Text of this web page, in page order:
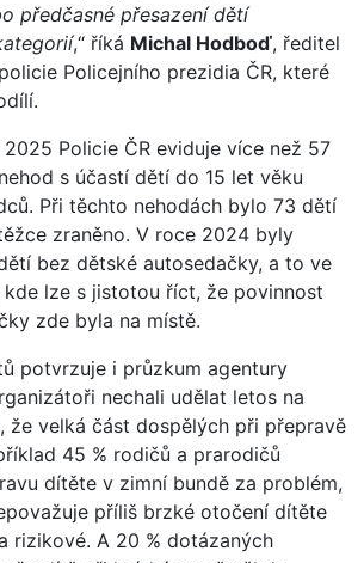
předčasné přesazení dětí
,“ říká Michal Hodboď, ředitel
Policejního prezidia ČR, které
Policie ČR eviduje více než 57
s účastí dětí do 15 let věku
Při těchto nehodách bylo 73 dětí
zraněno. V roce 2024 byly
bez dětské autosedačky, a to ve
lze s jistotou říct, že povinnost
zde byla na místě.
potvrzuje i průzkum agentury
nechali udělat letos na
že velká část dospělých při přepravě
45 % rodičů a prarodičů
dítěte v zimní bundě za problém,
příliš brzké otočení dítěte
rizikové. A 20 % dotázaných